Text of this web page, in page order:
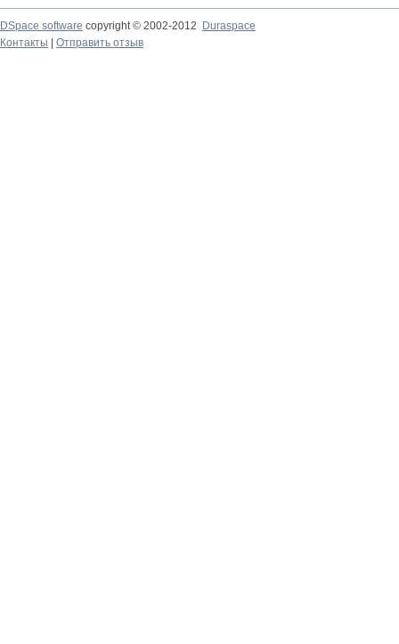
DSpace software copyright © 2002-2012
Duraspace
Контакты
Отправить отзыв